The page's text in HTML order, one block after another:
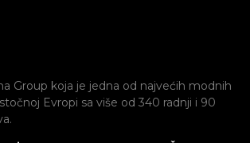
Group koja je jedna od najvećih modnih
Evropi sa više od 340 radnji i 90